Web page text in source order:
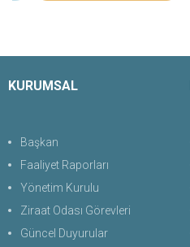
KURUMSAL
Başkan
Faaliyet Raporları
Yönetim Kurulu
Ziraat Odası Görevleri
Güncel Duyurular